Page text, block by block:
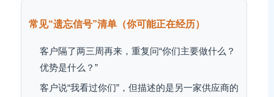
常见“遗忘信号”清单（你可能正在经历）
客户隔了两三周再来，重复问“你们主要做什么？
优势是什么？”
客户说“我看过你们”，但描述的是另一家供应商的